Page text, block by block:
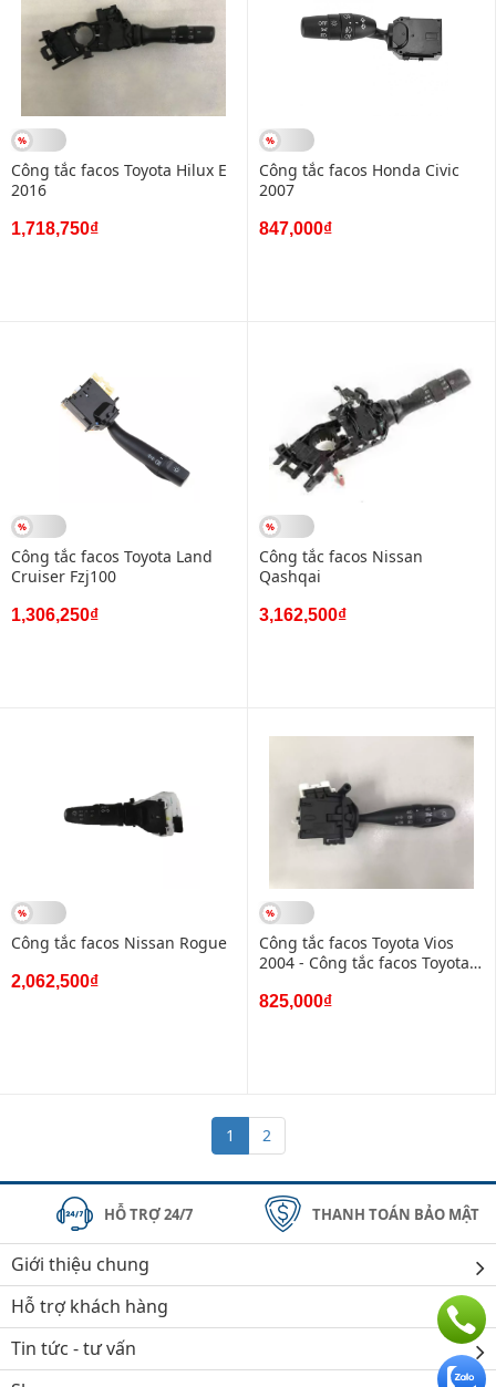
Công tắc facos Toyota Hilux E
2016
1,718,750₫
Công tắc facos Honda Civic
2007
847,000₫
Công tắc facos Toyota Land
Cruiser Fzj100
1,306,250₫
Công tắc facos Nissan
Qashqai
3,162,500₫
Công tắc facos Nissan Rogue
2,062,500₫
Công tắc facos Toyota Vios
2004 - Công tắc facos Toyota
825,000₫
1 2
HỖ TRỢ 24/7 THANH TOÁN BẢO MẬT
Giới thiệu chung
Hỗ trợ khách hàng
Tin tức - tư vấn